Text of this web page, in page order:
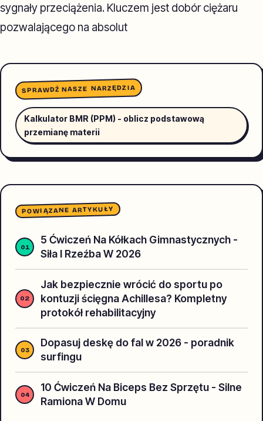
sygnały przeciążenia. Kluczem jest dobór ciężaru
pozwalającego na absolut
SPRAWDŹ NASZE NARZĘDZIA
Kalkulator BMR (PPM) - oblicz podstawową
przemianę materii
POWIĄZANE ARTYKUŁY
5 Ćwiczeń Na Kółkach Gimnastycznych -
Siła I Rzeźba W 2026
Jak bezpiecznie wrócić do sportu po
kontuzji ścięgna Achillesa? Kompletny
protokół rehabilitacyjny
Dopasuj deskę do fal w 2026 - poradnik
surfingu
10 Ćwiczeń Na Biceps Bez Sprzętu - Silne
Ramiona W Domu